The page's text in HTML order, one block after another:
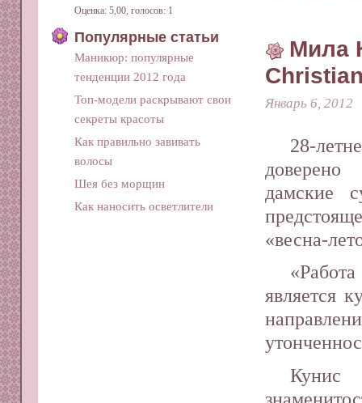
Мила
Январь 6, 2012
28-
доверено
дамские
«весна-
является
Кунис
Оценка: 5,00, голосов: 1
Популярные статьи
Маникюр: популярные
тенденции 2012 года
Топ-модели раскрывают свои
секреты красоты
Как правильно завивать
волосы
Шея без морщин
Как наносить осветлители